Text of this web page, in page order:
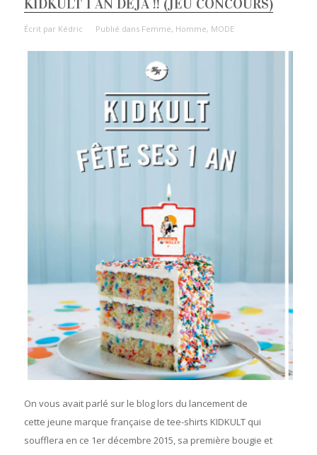
Écrit par Kédric Publié dans Femme, Homme, MODE
On vous avait parlé sur le blog lors du lancement de
cette jeune marque française de tee-shirts KIDKULT qui
soufflera en ce 1er décembre 2015, sa première bougie et